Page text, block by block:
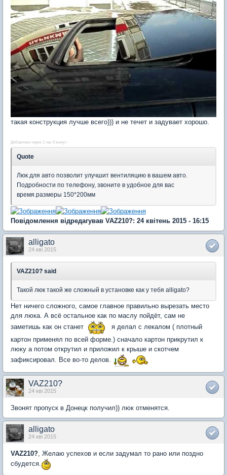
такая конструкция лучше всего))) и не течет и задувает хорошо.
Добавлено через 1 час 0 минут
Quote
Люк для авто позволит улучшит вентиляцию в вашем авто.
Подробности по телефону, звоните в удобное для вас
время.размеры 150*200мм
Повідомлення відредагував VAZ210?: 24 квітень 2015 - 16:15
alligato
24 кві 2015
VAZ210? said
Такой люк такой же сложный в установке как у тебя alligato?
Нет ничего сложного, самое главное правильно вырезать место
для люка. А всё остальное как по маслу пойдёт, сам не
заметишь как он станет
я делал с лекалом ( плотный
картон применял по всей форме.) сначало картон прикрутил к
люку а потом открутил и приложил к крыше и скотчем
зафиксировал. Все во-то делов.
VAZ210?
24 кві 2015
Звонят пропуск в Донецк получил)) люк отменятся.
alligato
24 кві 2015
VAZ210? , Желаю успехов и если задумал то рано или поздно
сбудется.